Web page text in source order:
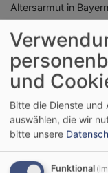
Altersarmut in
Neues
und
Bitte die Dienste und
auswählen, die wir
bitte unsere
Funktional